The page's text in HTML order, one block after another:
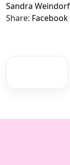
Sandra
Share: Facebook